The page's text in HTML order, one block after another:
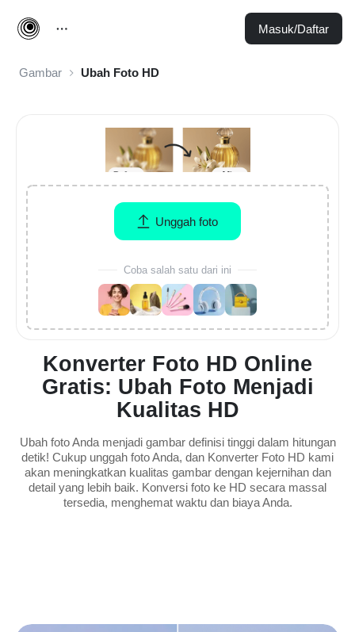
Masuk/Daftar
Gambar Ubah Foto HD
Konverter Foto HD Online
Gratis: Ubah Foto Menjadi
Kualitas HD
Ubah foto Anda menjadi gambar definisi tinggi dalam hitungan
detik! Cukup unggah foto Anda, dan Konverter Foto HD kami
akan meningkatkan kualitas gambar dengan kejernihan dan
detail yang lebih baik. Konversi foto ke HD secara massal
tersedia, menghemat waktu dan biaya Anda.
Unggah foto
Coba salah satu dari ini